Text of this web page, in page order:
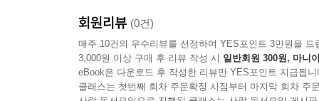
회원리뷰 (0건)
매주 10건의 우수리뷰를 선정하여 YES포인트 3만원을 드
3,000원 이상 구매 후 리뷰 작성 시 일반회원 300원, 마니
eBook은 다운로드 후 작성한 리뷰만 YES포인트 지급됩니
클래스는 첫번째 회차 주문확정 시점부터 마지막 회차 주